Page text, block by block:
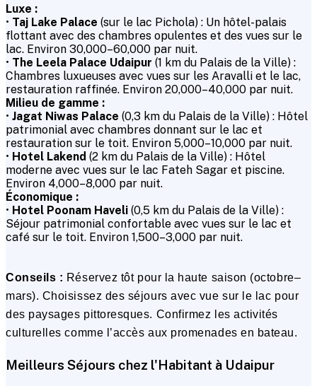
Luxe :
• Taj Lake Palace (sur le lac Pichola) : Un hôtel-palais
flottant avec des chambres opulentes et des vues sur le
lac. Environ ₹30,000–₹60,000 par nuit.
• The Leela Palace Udaipur (1 km du Palais de la Ville) :
Chambres luxueuses avec vues sur les Aravalli et le lac,
restauration raffinée. Environ ₹20,000–₹40,000 par nuit.
Milieu de gamme :
• Jagat Niwas Palace (0,3 km du Palais de la Ville) : Hôtel
patrimonial avec chambres donnant sur le lac et
restauration sur le toit. Environ ₹5,000–₹10,000 par nuit.
• Hotel Lakend (2 km du Palais de la Ville) : Hôtel
moderne avec vues sur le lac Fateh Sagar et piscine.
Environ ₹4,000–₹8,000 par nuit.
Économique :
• Hotel Poonam Haveli (0,5 km du Palais de la Ville) :
Séjour patrimonial confortable avec vues sur le lac et
café sur le toit. Environ ₹1,500–₹3,000 par nuit.
Conseils : Réservez tôt pour la haute saison (octobre–
mars). Choisissez des séjours avec vue sur le lac pour
des paysages pittoresques. Confirmez les activités
culturelles comme l’accès aux promenades en bateau.
Meilleurs Séjours chez l'Habitant à Udaipur